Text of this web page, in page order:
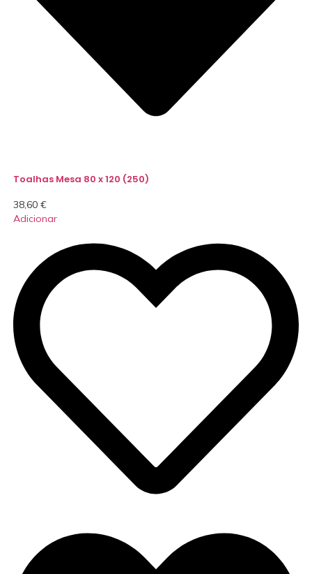
Toalhas Mesa 80 x 120 (250)
38,60 €
Adicionar